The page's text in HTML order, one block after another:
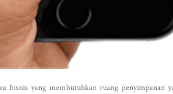
bisnis yang membutuhkan ruang penyimpanan